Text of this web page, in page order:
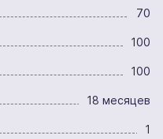
70
100
100
18 месяцев
1